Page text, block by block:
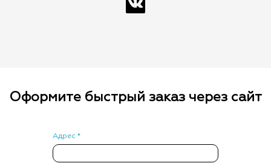
Оформите быстрый заказ через сайт
Адрес *